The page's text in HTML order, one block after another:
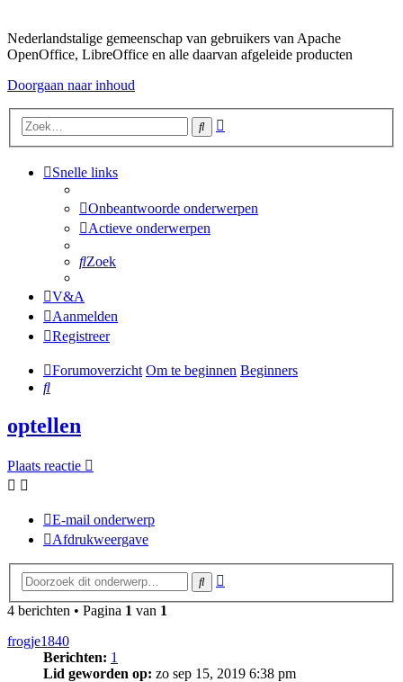
Nederlandstalige gemeenschap van gebruikers van Apache
OpenOffice, LibreOffice en alle daarvan afgeleide producten
Doorgaan naar inhoud
Zoek
Snelle links
Onbeantwoorde onderwerpen
Actieve onderwerpen
Zoek
V&A
Aanmelden
Registreer
Forumoverzicht Om te beginnen Beginners
Zoek
optellen
Plaats reactie
E-mail onderwerp
Afdrukweergave
Zoek
4 berichten • Pagina 1 van 1
frogje1840
Berichten: 1
Lid geworden op: zo sep 15, 2019 6:38 pm